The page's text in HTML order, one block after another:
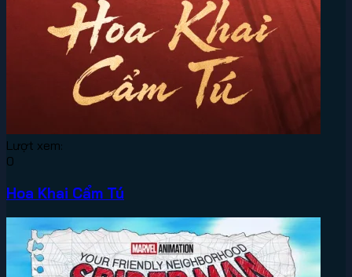
Lượt xem:
0
Hoa Khai Cẩm Tú